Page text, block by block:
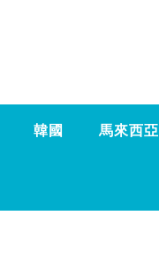
韓國 馬來西亞